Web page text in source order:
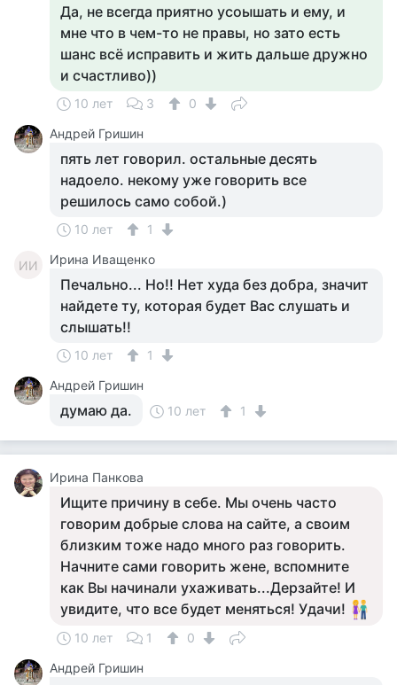
Да, не всегда приятно усоышать и ему, и
мне что в чем-то не правы, но зато есть
шанс всё исправить и жить дальше дружно
и счастливо))
10 лет 3
0
Андрей Гришин
пять лет говорил. остальные десять
надоело. некому уже говорить все
решилось само собой.)
10 лет 1
ИИ Ирина Иващенко
Печально... Но!! Нет худа без добра, значит
найдете ту, которая будет Вас слушать и
слышать!!
10 лет
1
Андрей Гришин
думаю да. 10 лет 1
Ирина Панкова
Ищите причину в себе. Мы очень часто
говорим добрые слова на сайте, а своим
близким тоже надо много раз говорить.
Начните сами говорить жене, вспомните
как Вы начинали ухаживать...Дерзайте! И
увидите, что все будет меняться! Удачи!
10 лет 1
0
Андрей Гришин